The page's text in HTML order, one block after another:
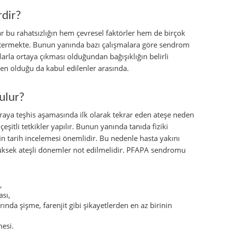
rahatsızlığın hem çevresel faktörler hem de birçok
Bunun yanında bazı çalışmalara göre sendrom
ortaya çıkması olduğundan bağışıklığın belirli
olduğu da kabul edilenler arasında.
teşhis aşamasında ilk olarak tekrar eden ateşe neden
tetkikler yapılır. Bunun yanında tanıda fiziki
incelemesi önemlidir. Bu nedenle hasta yakını
ateşli dönemler not edilmelidir. PFAPA sendromu
şişme, farenjit gibi şikayetlerden en az birinin